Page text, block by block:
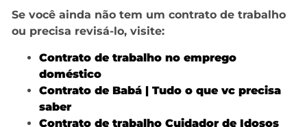
Se você ainda não tem um contrato de trabalho
ou precisa revisá-lo, visite:
Contrato de trabalho no emprego
doméstico
Contrato de Babá | Tudo o que vc precisa
saber
Contrato de trabalho Cuidador de Idosos